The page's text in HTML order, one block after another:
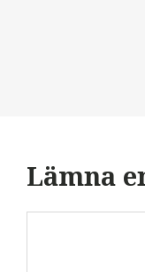
Lämna